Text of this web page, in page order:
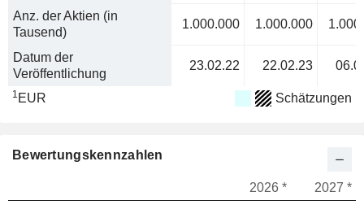
Anz. der Aktien (in
Tausend)
1.000.000 1.000.000
Datum der
Veröffentlichung
23.02.22 22.02.23
1 EUR Schätzungen
Bewertungskennzahlen
2026 *
2027 *